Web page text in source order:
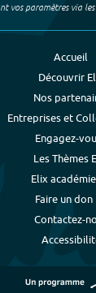
vos paramètres via
Accueil
Découvrir
Nos
Entreprises et
Engagez-
Les Thèmes
Elix académie
Faire un don
Contactez-